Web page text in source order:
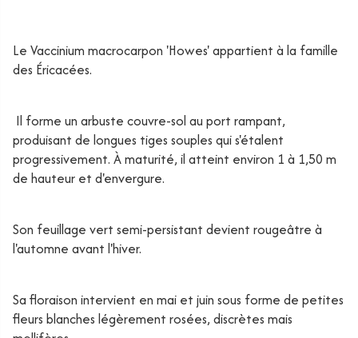
Le Vaccinium macrocarpon 'Howes' appartient à la famille
des Éricacées.
Il forme un arbuste couvre-sol au port rampant,
produisant de longues tiges souples qui s'étalent
progressivement. À maturité, il atteint environ 1 à 1,50 m
de hauteur et d'envergure.
Son feuillage vert semi-persistant devient rougeâtre à
l'automne avant l'hiver.
Sa floraison intervient en mai et juin sous forme de petites
fleurs blanches légèrement rosées, discrètes mais